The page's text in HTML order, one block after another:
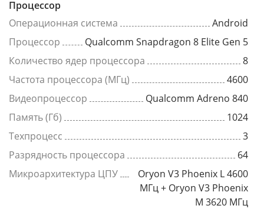
Процессор
Операционная система
Android
Процессор
Qualcomm Snapdragon 8 Elite Gen 5
Количество ядер процессора
8
Частота процессора (МГц)
4600
Видеопроцессор
Qualcomm Adreno 840
Память (Гб)
1024
Техпроцесс
3
Разрядность процессора
64
Микроархитектура ЦПУ
Oryon V3 Phoenix L 4600
МГц + Oryon V3 Phoenix
M 3620 МГц